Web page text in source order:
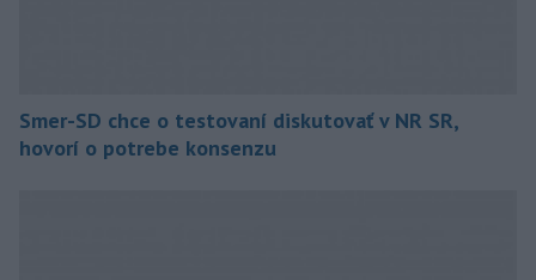
Smer-SD chce o testovaní diskutovať v NR SR,
hovorí o potrebe konsenzu